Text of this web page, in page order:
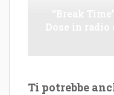
Ti potrebbe